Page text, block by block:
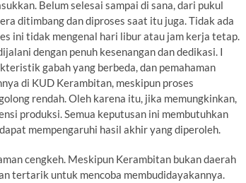
Belum selesai sampai di sana, dari pukul
ditimbang dan diproses saat itu juga. Tidak ada
ini tidak mengenal hari libur atau jam kerja tetap.
dengan penuh kesenangan dan dedikasi. I
gabah yang berbeda, dan pemahaman
di KUD Kerambitan, meskipun proses
rendah. Oleh karena itu, jika memungkinkan,
produksi. Semua keputusan ini membutuhkan
mempengaruhi hasil akhir yang diperoleh.
cengkeh. Meskipun Kerambitan bukan daerah
tertarik untuk mencoba membudidayakannya.